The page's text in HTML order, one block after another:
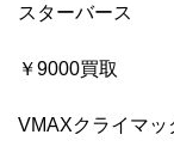
スターバース
￥9000買取
VMAXクライマッ